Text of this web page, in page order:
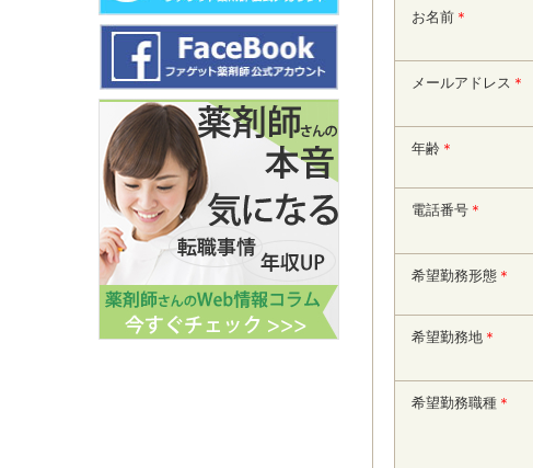
お名前＊
メールアドレス ＊
年齢＊
電話番号＊
希望勤務形態＊
希望勤務地＊
希望勤務職種＊